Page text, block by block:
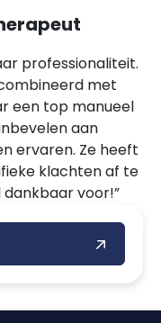
professionaliteit.
met
een top manueel
aan
ervaren. Ze heeft
klachten af te
voor!”